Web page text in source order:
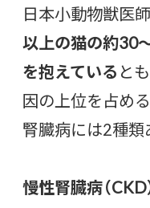
日本小動物獣医
以上の猫の約30
を抱えている と
因の上位を占め
腎臓病には2種類
慢性腎臓病（CKD